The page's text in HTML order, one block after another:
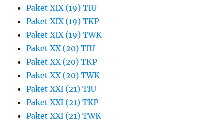
Paket XIX (19) TIU
Paket XIX (19) TKP
Paket XIX (19) TWK
Paket XX (20) TIU
Paket XX (20) TKP
Paket XX (20) TWK
Paket XXI (21) TIU
Paket XXI (21) TKP
Paket XXI (21) TWK